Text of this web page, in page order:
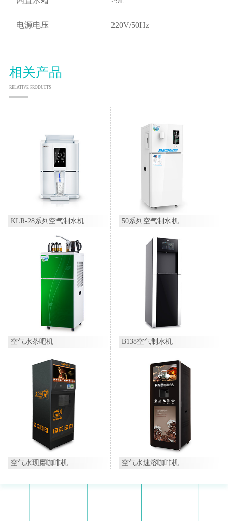
电源电压 220V/50Hz
相关产品
RELATIVE PRODUCTS
KLR-28系列空气制水机 50系列空气制水机
空气水茶吧机 B138空气制水机
空气水现磨咖啡机 空气水速溶咖啡机